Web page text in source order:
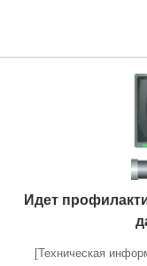
Идет
[Техническая